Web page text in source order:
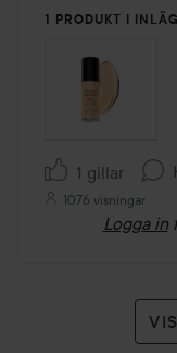
1 PRODUKT I
1 gillar
1076 visningar
Logga in